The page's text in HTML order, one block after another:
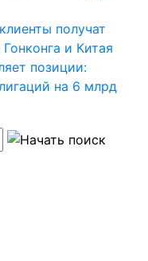
получат
и Китая
позиции:
на 6 млрд